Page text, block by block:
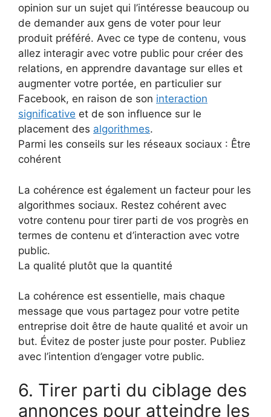
opinion sur un sujet qui l’intéresse beaucoup ou
de demander aux gens de voter pour leur
produit préféré. Avec ce type de contenu, vous
allez interagir avec votre public pour créer des
relations, en apprendre davantage sur elles et
augmenter votre portée, en particulier sur
Facebook, en raison de son interaction
significative et de son influence sur le
placement des algorithmes.
Parmi les conseils sur les réseaux sociaux : Être
cohérent
La cohérence est également un facteur pour les
algorithmes sociaux. Restez cohérent avec
votre contenu pour tirer parti de vos progrès en
termes de contenu et d’interaction avec votre
public.
La qualité plutôt que la quantité
La cohérence est essentielle, mais chaque
message que vous partagez pour votre petite
entreprise doit être de haute qualité et avoir un
but. Évitez de poster juste pour poster. Publiez
avec l’intention d’engager votre public.
6. Tirer parti du ciblage des
annonces pour atteindre les